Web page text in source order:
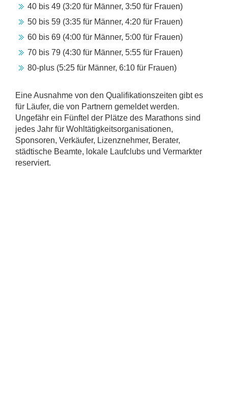
40 bis 49 (3:20 für Männer, 3:50 für Frauen)
50 bis 59 (3:35 für Männer, 4:20 für Frauen)
60 bis 69 (4:00 für Männer, 5:00 für Frauen)
70 bis 79 (4:30 für Männer, 5:55 für Frauen)
80-plus (5:25 für Männer, 6:10 für Frauen)
Eine Ausnahme von den Qualifikationszeiten gibt es
für Läufer, die von Partnern gemeldet werden.
Ungefähr ein Fünftel der Plätze des Marathons sind
jedes Jahr für Wohltätigkeitsorganisationen,
Sponsoren, Verkäufer, Lizenznehmer, Berater,
städtische Beamte, lokale Laufclubs und Vermarkter
reserviert.